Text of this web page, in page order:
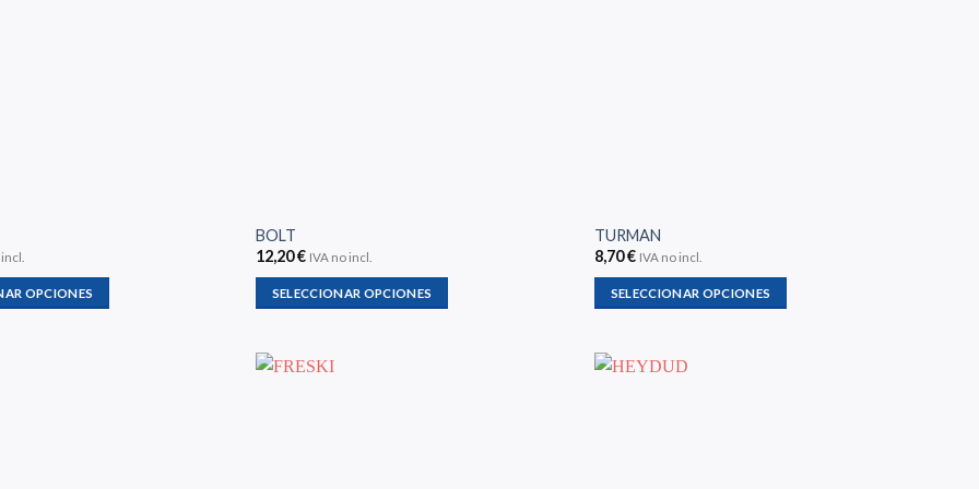
OPCIONES
BOLT
12,20€ IVA no incl.
SELECCIONAR OPCIONES
tiene
TURMAN
8,70€ IVA no incl.
SELECCIONAR OPCIONES
tiene